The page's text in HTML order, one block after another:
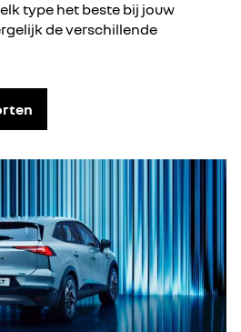
type het beste bij jouw
de verschillende